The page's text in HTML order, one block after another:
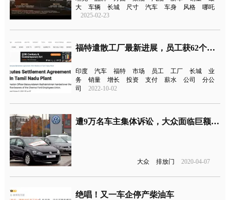
大
车辆 长城 尺寸 汽车 车身 风格
哪吒
2025-02-23
福特遣散工厂最新进展，员工获62个月薪水
印度 汽车 福特 市场 员工 工厂 长城
业
务
销量 增长 投资 支付 薪水 公司
分公
司
2022-10-02
遭9万名车主集体诉讼，大众面临巨额赔偿
大众 排放门 2020-04-07
绝唱！又一车企停产柴油车